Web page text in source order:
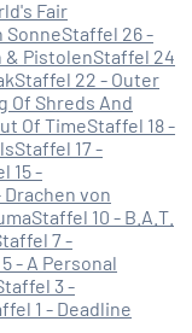
Fair
SonneStaffel 26 -
& PistolenStaffel 24
Staffel 22 - Outer
Of Shreds And
Of TimeStaffel 18 -
Staffel 17 -
15 -
Drachen von
Staffel 10 - B.A.T.
7 -
- A Personal
3 -
1 - Deadline